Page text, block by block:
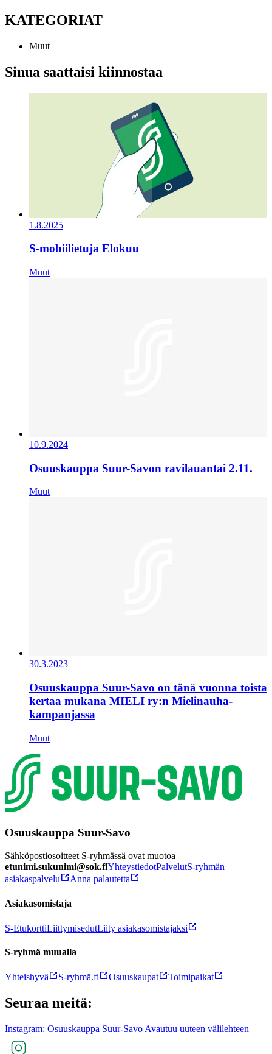
KATEGORIAT
Muut
Sinua saattaisi kiinnostaa
1.8.2025
S-mobiilietuja Elokuu
Muut
10.9.2024
Osuuskauppa Suur-Savon ravilauantai 2.11.
Muut
30.3.2023
Osuuskauppa Suur-Savo on tänä vuonna toista
kertaa mukana MIELI ry:n Mielinauha-
kampanjassa
Muut
Osuuskauppa Suur-Savo
Sähköpostiosoitteet S-ryhmässä ovat muotoa
etunimi.sukunimi@sok.fiYhteystiedotPalvelutS-ryhmän
asiakaspalvelu
Anna palautetta
Asiakasomistaja
S-EtukorttiLiittymisedutLiity asiakasomistajaksi
S-ryhmä muualla
Yhteishyvä S-ryhmä.fi Osuuskaupat Toimipaikat
Seuraa meitä:
Instagram: Osuuskauppa Suur-Savo Avautuu uuteen välilehteen